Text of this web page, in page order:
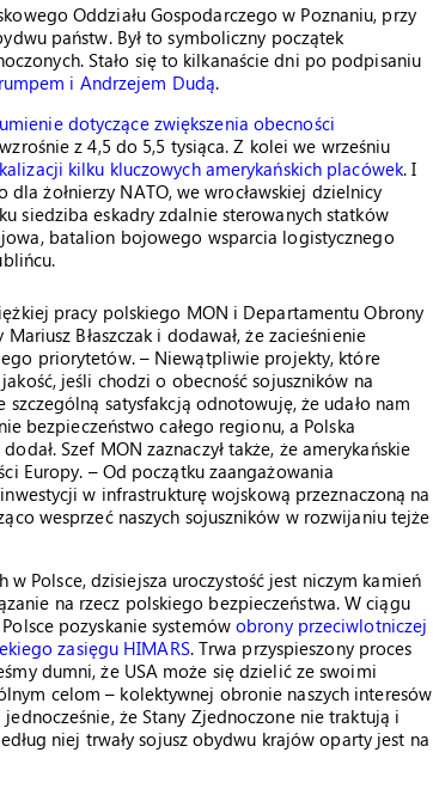
Oddziału Gospodarczego w Poznaniu, przy
państw. Był to symboliczny początek
Stało się to kilkanaście dni po podpisaniu
i Andrzejem Dudą.
dotyczące zwiększenia obecności
z 4,5 do 5,5 tysiąca. Z kolei we wrześniu
kilku kluczowych amerykańskich placówek. I
żołnierzy NATO, we wrocławskiej dzielnicy
siedziba eskadry zdalnie sterowanych statków
batalion bojowego wsparcia logistycznego
pracy polskiego MON i Departamentu Obrony
Błaszczak i dodawał, że zacieśnienie
priorytetów. – Niewątpliwie projekty, które
jeśli chodzi o obecność sojuszników na
satysfakcją odnotowuję, że udało nam
bezpieczeństwo całego regionu, a Polska
Szef MON zaznaczył także, że amerykańskie
Europy. – Od początku zaangażowania
w infrastrukturę wojskową przeznaczoną na
wesprzeć naszych sojuszników w rozwijaniu tejże
Polsce, dzisiejsza uroczystość jest niczym kamień
na rzecz polskiego bezpieczeństwa. W ciągu
pozyskanie systemówobrony przeciwlotniczej
zasięgu HIMARS. Trwa przyspieszony proces
dumni, że USA może się dzielić ze swoimi
celom – kolektywnej obronie naszych interesów
że Stany Zjednoczone nie traktują i
niej trwały sojusz obydwu krajów oparty jest na